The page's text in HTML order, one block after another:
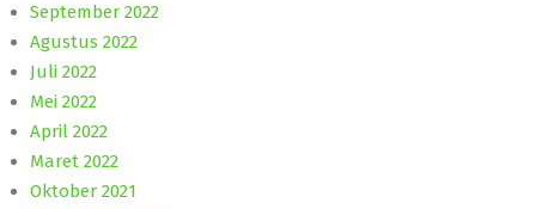
September 2022
Agustus 2022
Juli 2022
Mei 2022
April 2022
Maret 2022
Oktober 2021